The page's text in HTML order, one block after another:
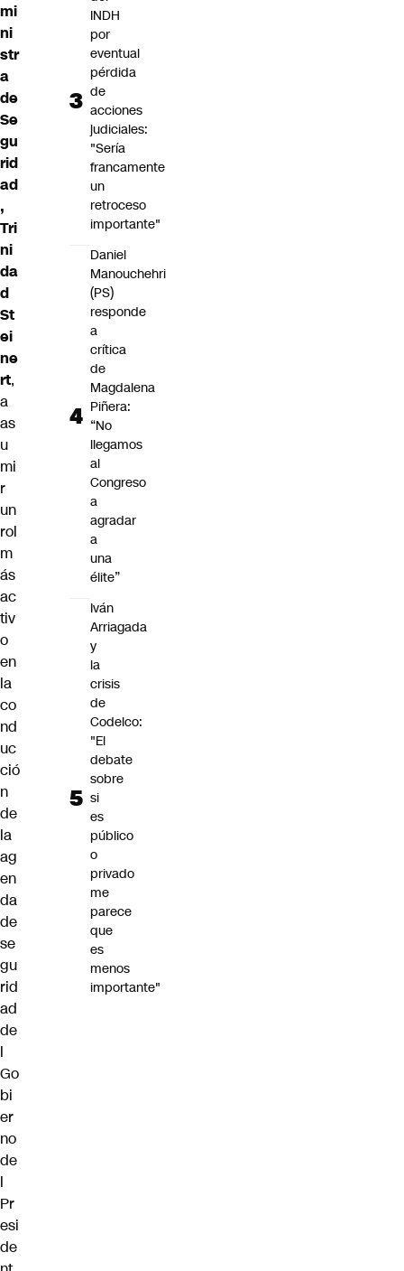
mi
ni
str
a
de
Se
gu
rid
ad
,
Tri
ni
da
d
St
ei
ne
rt,
a
as
u
mi
r
un
rol
m
ás
ac
tiv
o
en
la
co
nd
uc
ció
n
de
la
ag
en
da
de
se
gu
rid
ad
de
l
Go
bi
er
no
de
l
Pr
esi
de
INDH
por
eventual
pérdida
de
acciones
judiciales:
"Sería
francamente
un
retroceso
importante"
Daniel
Manouchehri
(PS)
responde
a
crítica
de
Magdalena
Piñera:
“No
llegamos
al
Congreso
a
agradar
a
una
élite”
Iván
Arriagada
y
la
crisis
de
Codelco:
"El
debate
sobre
si
es
público
o
privado
me
parece
que
es
menos
importante"